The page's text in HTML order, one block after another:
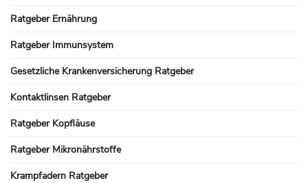
Ratgeber Ernährung
Ratgeber Immunsystem
Gesetzliche Krankenversicherung Ratgeber
Kontaktlinsen Ratgeber
Ratgeber Kopfläuse
Ratgeber Mikronährstoffe
Krampfadern Ratgeber